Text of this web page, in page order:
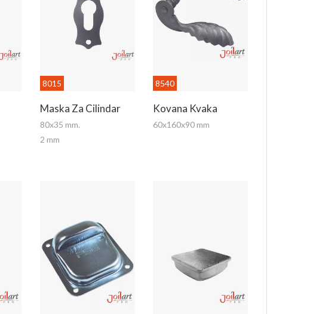
8015
Maska Za Cilindar
80x35 mm.
2 mm
8540
Kovana Kvaka
60x160x90 mm